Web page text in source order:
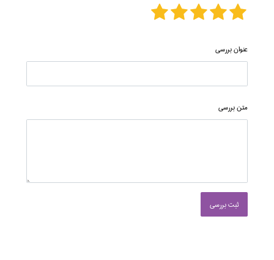
عنوان بررسی
متن بررسی
ثبت بررسی